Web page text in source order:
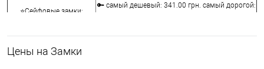
⭐Сейфовые замки:
🔑 самый дешевый: 341.00 грн. самый дорогой:
🔐Кодовые замки:
⭐Противопожарная
Цены на Замки